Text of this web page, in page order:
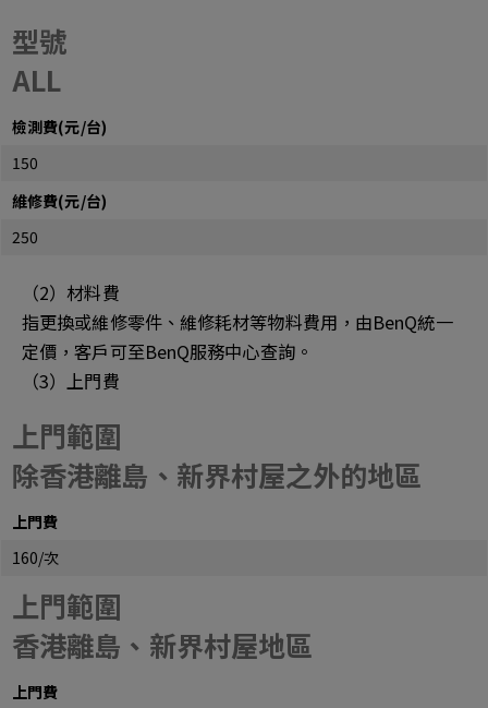
型號
ALL
檢測費(元/台)
150
維修費(元/台)
250
（2）材料費
指更換或維修零件、維修耗材等物料費用，由BenQ統一
定價，客戶可至BenQ服務中心查詢。
（3）上門費
上門範圍
除香港離島、新界村屋之外的地區
上門費
160/次
上門範圍
香港離島、新界村屋地區
上門費